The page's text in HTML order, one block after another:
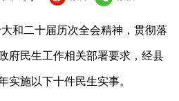
和二十届历次全会精神，贯彻落
府民生工作相关部署要求，经县
实施以下十件民生实事。